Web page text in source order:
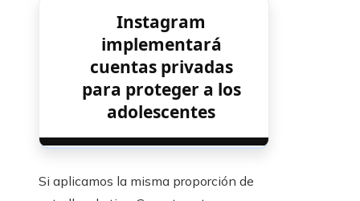
Instagram
implementará
cuentas privadas
para proteger a los
adolescentes
Si aplicamos la misma proporción de